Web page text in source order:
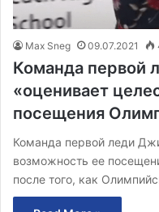
Max Sneg 09.07.2021
Команда первой
«оценивает
посещения
Команда первой леди
возможность ее
после того, как